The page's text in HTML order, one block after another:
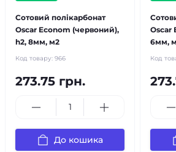
Сотовий полікарбонат
Oscar Econom (червоний),
h2, 8мм, м2
Код товару: 966
273.75 грн.
До кошика
Oscar
6мм,
Код